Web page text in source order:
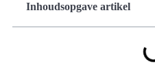
Inhoudsopgave artikel